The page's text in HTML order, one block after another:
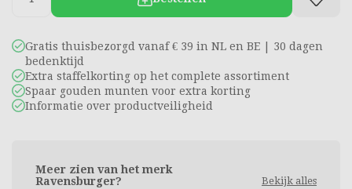
Gratis thuisbezorgd vanaf € 39 in NL en BE | 30 dagen
bedenktijd
Extra staffelkorting op het complete assortiment
Spaar gouden munten voor extra korting
Informatie over productveiligheid
Meer zien van het merk
Ravensburger?
Bekijk alles